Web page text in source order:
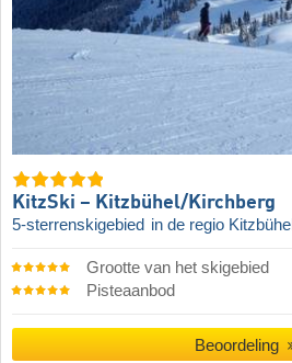
KitzSki – Kitzbühel/​Kirchberg
5-sterrenskigebied in de regio Kitzbühel
Grootte van het skigebied
Pisteaanbod
Beoordeling